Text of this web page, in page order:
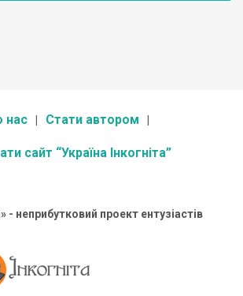
нас Стати автором
сайт “Україна Інкогніта”
- неприбутковий проект ентузіастів